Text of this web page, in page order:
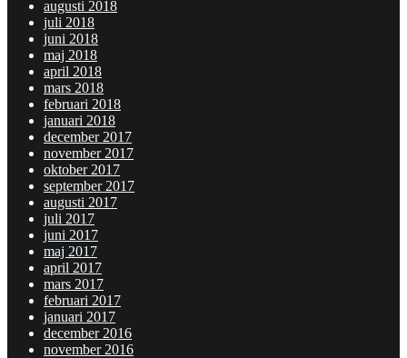
augusti 2018
juli 2018
juni 2018
maj 2018
april 2018
mars 2018
februari 2018
januari 2018
december 2017
november 2017
oktober 2017
september 2017
augusti 2017
juli 2017
juni 2017
maj 2017
april 2017
mars 2017
februari 2017
januari 2017
december 2016
november 2016